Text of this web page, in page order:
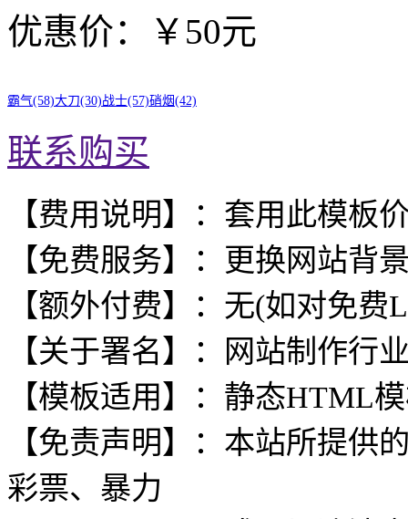
优惠价：￥50元
霸气(58)大刀(30)战士(57)硝烟(42)
联系购买
【费用说明】：套用此模板
【免费服务】：更换网站背
【额外付费】：无(如对免
【关于署名】：网站制作行
【模板适用】：静态HTML
【免责声明】：本站所提供
彩票、暴力